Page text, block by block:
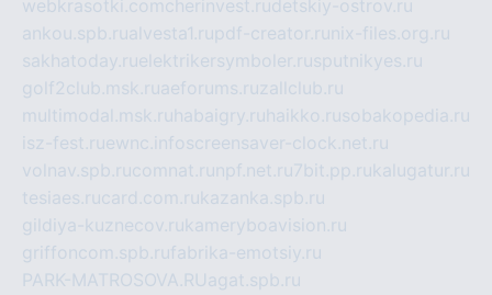
webkrasotki.comcherinvest.rudetskiy-ostrov.ru
ankou.spb.rualvesta1.rupdf-creator.ru nix-files.org.ru
sakhatoday.ruelektrikersymboler.rusputnikyes.ru
golf2club.msk.ruaeforums.ruzallclub.ru
multimodal.msk.ru habaigry.ru haikko.rusobakopedia.ru
isz-fest.ruewnc.infoscreensaver-clock.net.ru
volnav.spb.rucomnat.ru npf.net.ru7bit.pp.rukalugatur.ru
tesiaes.rucard.com.rukazanka.spb.ru
gildiya-kuznecov.rukameryboavision.ru
griffoncom.spb.rufabrika-emotsiy.ru
PARK-MATROSOVA.RUagat.spb.ru